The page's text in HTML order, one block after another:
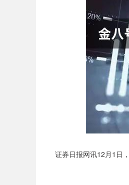
证券日报网讯12月1日，
深证成指